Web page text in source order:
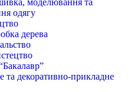
моделювання та
одягу
дерева
та декоративно-прикладне